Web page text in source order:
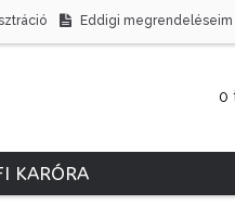
Eddigi megrendeléseim
0
KARÓRA